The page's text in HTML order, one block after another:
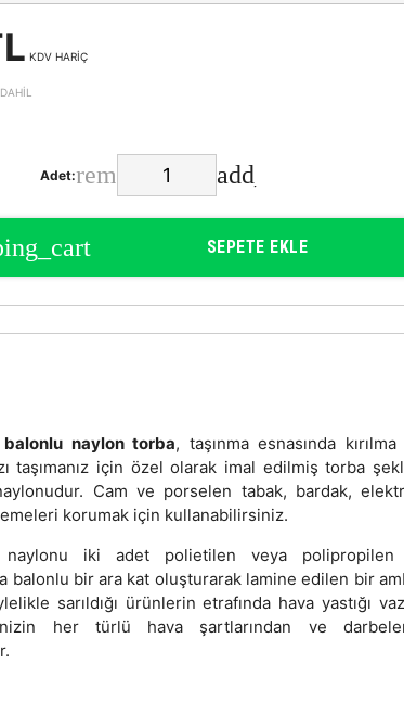
KDV HARİÇ
Adet:
SEPETE EKLE
naylon torba, taşınma esnasında
taşımanız için özel olarak imal edilmiş torba
Cam ve porselen tabak, bardak,
korumak için kullanabilirsiniz.
naylonu iki adet polietilen veya polipropilen
balonlu bir ara kat oluşturarak lamine edilen bir
sarıldığı ürünlerin etrafında hava yastığı
her türlü hava şartlarından ve